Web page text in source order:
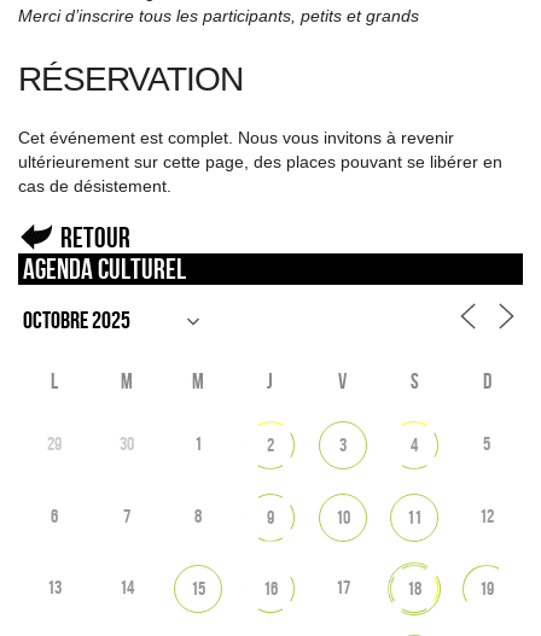
Merci d’inscrire tous les participants, petits et grands
RÉSERVATION
Cet événement est complet. Nous vous invitons à revenir
ultérieurement sur cette page, des places pouvant se libérer en
cas de désistement.
Retour
Agenda culturel
L M M J V S D
29 30 1 2 3 4 5
6 7 8 9 10 11 12
13 14 15 16 17 18 19